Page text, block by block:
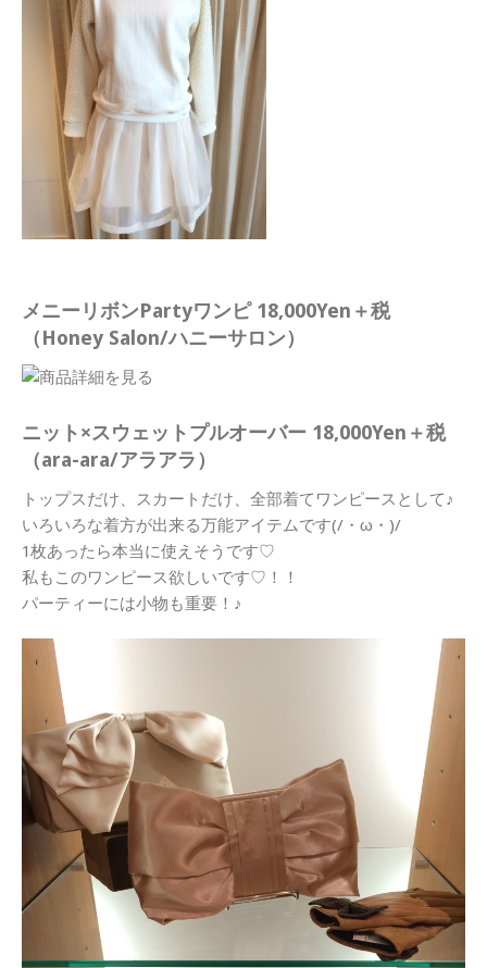
メニーリボンPartyワンピ 18,000Yen＋税
（Honey Salon/ハニーサロン）
ニット×スウェットプルオーバー 18,000Yen＋税
（ara-ara/アラアラ）
トップスだけ、スカートだけ、全部着てワンピースとして♪
いろいろな着方が出来る万能アイテムです(/・ω・)/
1枚あったら本当に使えそうです♡
私もこのワンピース欲しいです♡！！
パーティーには小物も重要！♪